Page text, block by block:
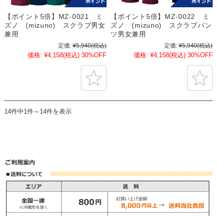
【ポイント5倍】MZ-0021 ミ
ズノ (mizuno) スクラブ男女
兼用
定価: ¥5,940(税込)
価格: ¥4,158(税込) 30%OFF
【ポイント5倍】MZ-0022 ミ
ズノ (mizuno) スクラブパン
ツ男女兼用
定価: ¥5,940(税込)
価格: ¥4,158(税込) 30%OFF
14件中1件～14件を表示